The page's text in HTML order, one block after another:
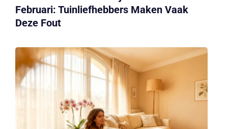
Februari: Tuinliefhebbers Maken Vaak
Deze Fout